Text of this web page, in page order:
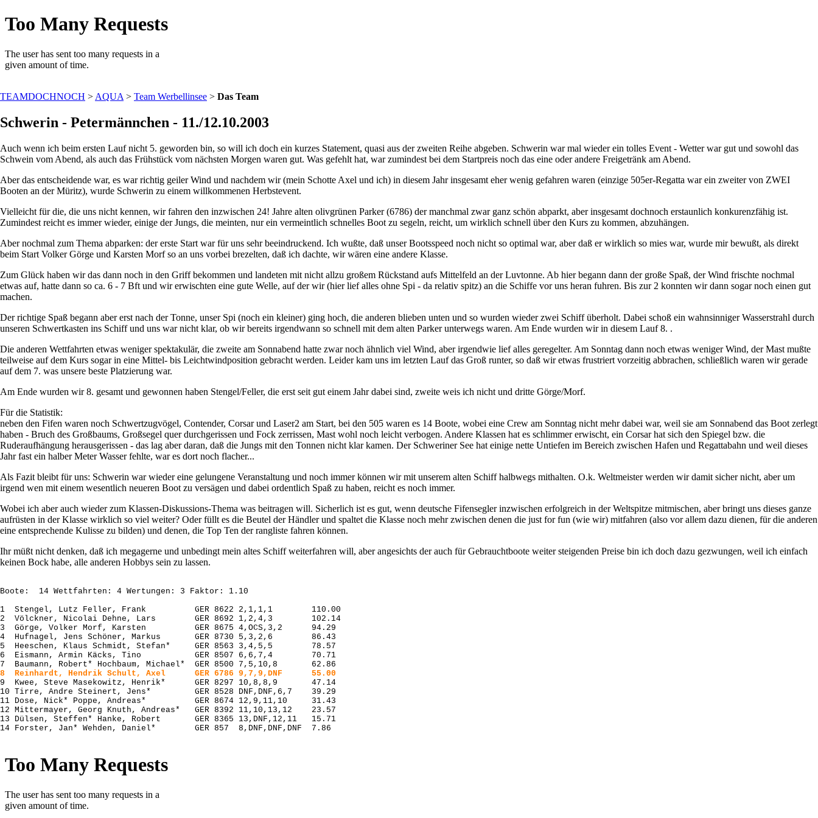
TEAMDOCHNOCH > AQUA > Team Werbellinsee > Das Team
Schwerin - Petermännchen - 11./12.10.2003
Auch wenn ich beim ersten Lauf nicht 5. geworden bin, so will ich doch ein kurzes Statement, quasi aus der zweiten Reihe abgeben. Schwerin war mal wieder ein tolles Event - Wetter war gut und sowohl das
Schwein vom Abend, als auch das Frühstück vom nächsten Morgen waren gut. Was gefehlt hat, war zumindest bei dem Startpreis noch das eine oder andere Freigetränk am Abend.
Aber das entscheidende war, es war richtig geiler Wind und nachdem wir (mein Schotte Axel und ich) in diesem Jahr insgesamt eher wenig gefahren waren (einzige 505er-Regatta war ein zweiter von ZWEI
Booten an der Müritz), wurde Schwerin zu einem willkommenen Herbstevent.
Vielleicht für die, die uns nicht kennen, wir fahren den inzwischen 24! Jahre alten olivgrünen Parker (6786) der manchmal zwar ganz schön abparkt, aber insgesamt dochnoch erstaunlich konkurenzfähig ist.
Zumindest reicht es immer wieder, einige der Jungs, die meinten, nur ein vermeintlich schnelles Boot zu segeln, reicht, um wirklich schnell über den Kurs zu kommen, abzuhängen.
Aber nochmal zum Thema abparken: der erste Start war für uns sehr beeindruckend. Ich wußte, daß unser Bootsspeed noch nicht so optimal war, aber daß er wirklich so mies war, wurde mir bewußt, als direkt
beim Start Volker Görge und Karsten Morf so an uns vorbei brezelten, daß ich dachte, wir wären eine andere Klasse.
Zum Glück haben wir das dann noch in den Griff bekommen und landeten mit nicht allzu großem Rückstand aufs Mittelfeld an der Luvtonne. Ab hier begann dann der große Spaß, der Wind frischte nochmal
etwas auf, hatte dann so ca. 6 - 7 Bft und wir erwischten eine gute Welle, auf der wir (hier lief alles ohne Spi - da relativ spitz) an die Schiffe vor uns heran fuhren. Bis zur 2 konnten wir dann sogar noch einen gut
machen.
Der richtige Spaß begann aber erst nach der Tonne, unser Spi (noch ein kleiner) ging hoch, die anderen blieben unten und so wurden wieder zwei Schiff überholt. Dabei schoß ein wahnsinniger Wasserstrahl durch
unseren Schwertkasten ins Schiff und uns war nicht klar, ob wir bereits irgendwann so schnell mit dem alten Parker unterwegs waren. Am Ende wurden wir in diesem Lauf 8. .
Die anderen Wettfahrten etwas weniger spektakulär, die zweite am Sonnabend hatte zwar noch ähnlich viel Wind, aber irgendwie lief alles geregelter. Am Sonntag dann noch etwas weniger Wind, der Mast mußte
teilweise auf dem Kurs sogar in eine Mittel- bis Leichtwindposition gebracht werden. Leider kam uns im letzten Lauf das Groß runter, so daß wir etwas frustriert vorzeitig abbrachen, schließlich waren wir gerade
auf dem 7. was unsere beste Platzierung war.
Am Ende wurden wir 8. gesamt und gewonnen haben Stengel/Feller, die erst seit gut einem Jahr dabei sind, zweite weis ich nicht und dritte Görge/Morf.
Für die Statistik:
neben den Fifen waren noch Schwertzugvögel, Contender, Corsar und Laser2 am Start, bei den 505 waren es 14 Boote, wobei eine Crew am Sonntag nicht mehr dabei war, weil sie am Sonnabend das Boot zerlegt
haben - Bruch des Großbaums, Großsegel quer durchgerissen und Fock zerrissen, Mast wohl noch leicht verbogen. Andere Klassen hat es schlimmer erwischt, ein Corsar hat sich den Spiegel bzw. die
Ruderaufhängung herausgerissen - das lag aber daran, daß die Jungs mit den Tonnen nicht klar kamen. Der Schweriner See hat einige nette Untiefen im Bereich zwischen Hafen und Regattabahn und weil dieses
Jahr fast ein halber Meter Wasser fehlte, war es dort noch flacher...
Als Fazit bleibt für uns: Schwerin war wieder eine gelungene Veranstaltung und noch immer können wir mit unserem alten Schiff halbwegs mithalten. O.k. Weltmeister werden wir damit sicher nicht, aber um
irgend wen mit einem wesentlich neueren Boot zu versägen und dabei ordentlich Spaß zu haben, reicht es noch immer.
Wobei ich aber auch wieder zum Klassen-Diskussions-Thema was beitragen will. Sicherlich ist es gut, wenn deutsche Fifensegler inzwischen erfolgreich in der Weltspitze mitmischen, aber bringt uns dieses ganze
aufrüsten in der Klasse wirklich so viel weiter? Oder füllt es die Beutel der Händler und spaltet die Klasse noch mehr zwischen denen die just for fun (wie wir) mitfahren (also vor allem dazu dienen, für die anderen
eine entsprechende Kulisse zu bilden) und denen, die Top Ten der rangliste fahren können.
Ihr müßt nicht denken, daß ich megagerne und unbedingt mein altes Schiff weiterfahren will, aber angesichts der auch für Gebrauchtboote weiter steigenden Preise bin ich doch dazu gezwungen, weil ich einfach
keinen Bock habe, alle anderen Hobbys sein zu lassen.
Boote:  14 Wettfahrten: 4 Wertungen: 3 Faktor: 1.10
1  Stengel, Lutz Feller, Frank 		GER 8622 2,1,1,1 	110.00
2  Völckner, Nicolai Dehne, Lars 	GER 8692 1,2,4,3 	102.14
3  Görge, Volker Morf, Karsten  	GER 8675 4,OCS,3,2 	94.29
4  Hufnagel, Jens Schöner, Markus 	GER 8730 5,3,2,6 	86.43
5  Heeschen, Klaus Schmidt, Stefan* 	GER 8563 3,4,5,5 	78.57
6  Eismann, Armin Käcks, Tino		GER 8507 6,6,7,4 	70.71
8  Reinhardt, Hendrik Schult, Axel 	GER 6786 9,7,9,DNF 	55.00
9  Kwee, Steve Masekowitz, Henrik* 	GER 8297 10,8,8,9 	47.14
10 Tirre, Andre Steinert, Jens*	        GER 8528 DNF,DNF,6,7	39.29
11 Dose, Nick* Poppe, Andreas* 	        GER 8674 12,9,11,10 	31.43
12 Mittermayer, Georg Knuth, Andreas* 	GER 8392 11,10,13,12 	23.57
13 Dülsen, Steffen* Hanke, Robert  	GER 8365 13,DNF,12,11 	15.71